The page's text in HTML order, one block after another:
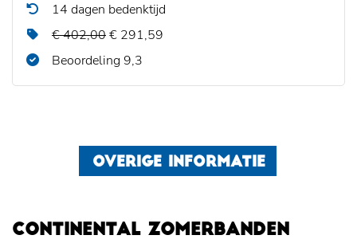
14 dagen bedenktijd
€ 402,00€ 291,59
Beoordeling 9,3
OVERIGE INFORMATIE
CONTINENTAL ZOMERBANDEN